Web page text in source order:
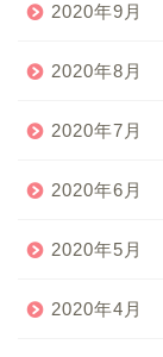
2020年9月
2020年8月
2020年7月
2020年6月
2020年5月
2020年4月